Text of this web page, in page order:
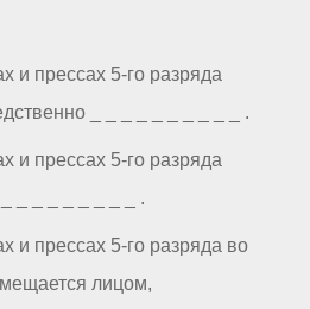
и прессах 5-го разряда
_ _ _ _ _ _ _ _ _ _ .
и прессах 5-го разряда
_ _ _ _ _ _ _ _ .
и прессах 5-го разряда во
лицом,